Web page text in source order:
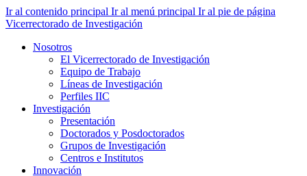
Ir al contenido principal Ir al menú principal Ir al pie de página
Vicerrectorado de Investigación
Nosotros
El Vicerrectorado de Investigación
Equipo de Trabajo
Líneas de Investigación
Perfiles IIC
Investigación
Presentación
Doctorados y Posdoctorados
Grupos de Investigación
Centros e Institutos
Innovación